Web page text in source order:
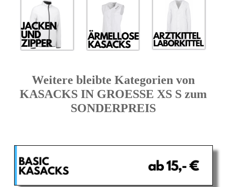
Weitere bleibte Kategorien von
KASACKS IN GROESSE XS S zum
SONDERPREIS